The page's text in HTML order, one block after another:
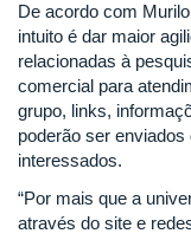
De acordo com
intuito é dar maior
relacionadas à
comercial para
grupo, links,
poderão ser
interessados.
“Por mais que a
através do site e